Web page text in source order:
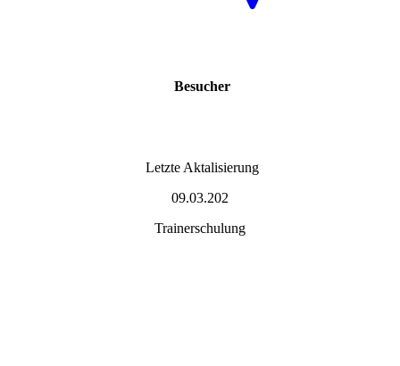
Besucher
Letzte Aktalisierung
09.03.202
Trainerschulung